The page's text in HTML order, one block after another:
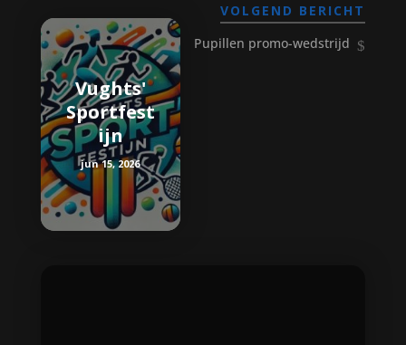
VOLGEND BERICHT
Pupillen promo-wedstrijd
Vughts'
Sportfest
ijn
jun 15, 2026